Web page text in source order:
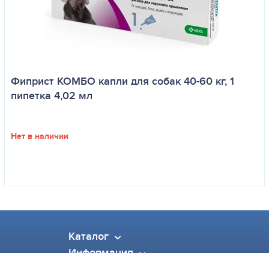
Фиприст КОМБО капли для собак 40-60 кг, 1
пипетка 4,02 мл
Нет в наличии
Каталог